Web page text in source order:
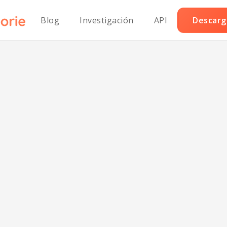
Blog Investigación API